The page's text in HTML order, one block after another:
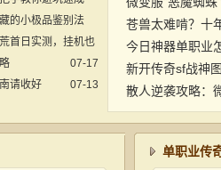
。...
08-06
的小极品鉴别法
07-30
首日实测，挂机也
07-24
07-17
请收好
07-13
苍兽太难啃？十
新开传奇sf战神
单职业传